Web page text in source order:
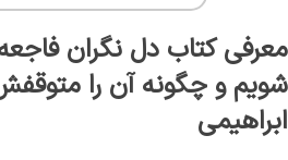
معرفی کتاب دل نگران
شویم و چگونه آن را
ابراهیمی